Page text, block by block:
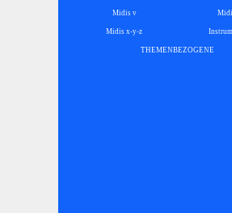
Midis v
Midis x-y-z
THEMENBEZOGENE